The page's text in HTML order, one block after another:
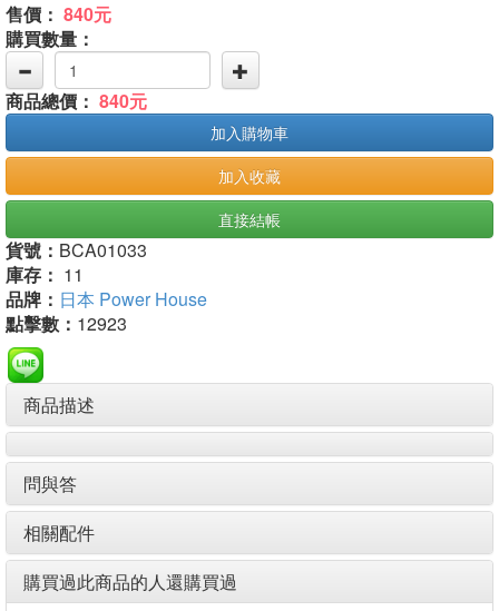
售價： 840元
購買數量：
商品總價： 840元
加入購物車
加入收藏
直接結帳
貨號： BCA01033
庫存： 11
品牌： 日本 Power House
點擊數： 12923
商品描述
問與答
相關配件
購買過此商品的人還購買過